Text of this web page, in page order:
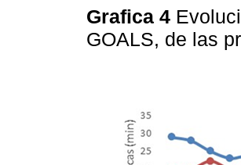
Grafica 4
GOALS, de las